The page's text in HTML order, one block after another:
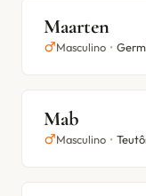
Maarten
Masculino •
Mab
Masculino •